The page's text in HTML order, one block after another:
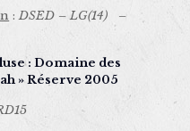
:DSED – LG(14) –
: Domaine des
» Réserve 2005